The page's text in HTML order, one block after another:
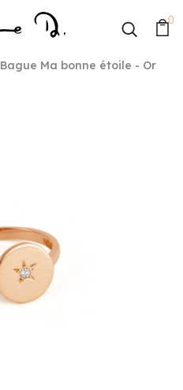
0
Bague Ma bonne étoile - Or